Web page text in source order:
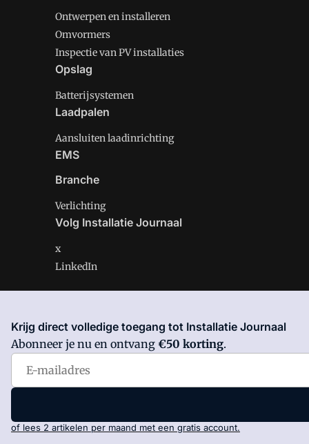
Ontwerpen en installeren
Omvormers
Inspectie van PV installaties
Opslag
Batterijsystemen
Laadpalen
Aansluiten laadinrichting
EMS
Branche
Verlichting
Volg Installatie Journaal
x
LinkedIn
Installatie Journaal is onderdeel van VMN media. Lees in
VoorwaardenenPrivacy en Cookie beleid
Krijg direct volledige toegang tot Installatie Journaal
Abonneer je nu en ontvang €50 korting.
of lees 2 artikelen per maand met een gratis account.